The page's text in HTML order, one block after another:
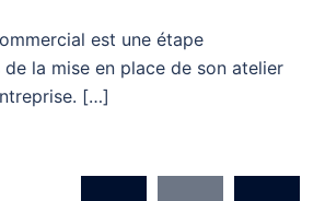
est une étape
la mise en place de son atelier
[…]